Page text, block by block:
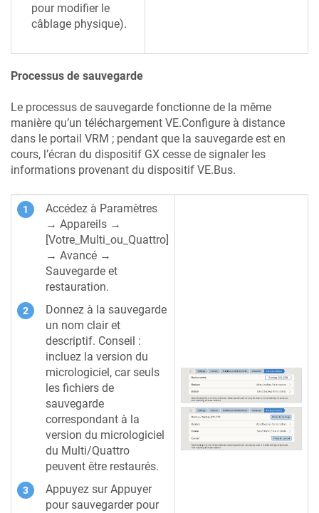
pour modifier le
câblage physique).
Processus de sauvegarde
Le processus de sauvegarde fonctionne de la même
manière qu’un téléchargement VE.Configure à distance
dans le portail VRM ; pendant que la sauvegarde est en
cours, l’écran du dispositif GX cesse de signaler les
informations provenant du dispositif VE.Bus.
Accédez à Paramètres
→ Appareils →
[Votre_Multi_ou_Quattro]
→ Avancé →
Sauvegarde et
restauration.
Donnez à la sauvegarde
un nom clair et
descriptif. Conseil :
incluez la version du
micrologiciel, car seuls
les fichiers de
sauvegarde
correspondant à la
version du micrologiciel
du Multi/Quattro
peuvent être restaurés.
Appuyez sur Appuyer
pour sauvegarder pour